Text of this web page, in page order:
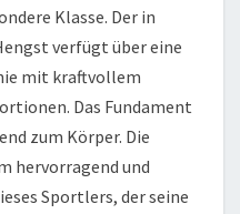
Klasse. Der in
verfügt über eine
mit kraftvollem
Das Fundament
zum Körper. Die
hervorragend und
Sportlers, der seine